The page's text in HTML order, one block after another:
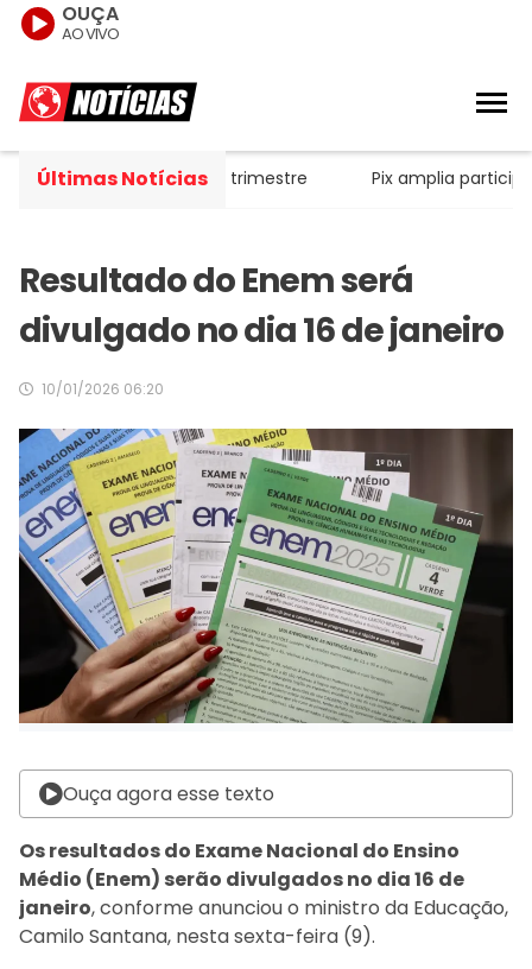
OUÇA
AO VIVO
Últimas Notícias
52,4 bi no segundo trimestre Pix amplia
Resultado do Enem será
divulgado no dia 16 de janeiro
10/01/2026 06:20
Ouça agora esse texto
Os resultados do Exame Nacional do Ensino
Médio (Enem) serão divulgados no dia 16 de
janeiro, conforme anunciou o ministro da Educação,
Camilo Santana, nesta sexta-feira (9).